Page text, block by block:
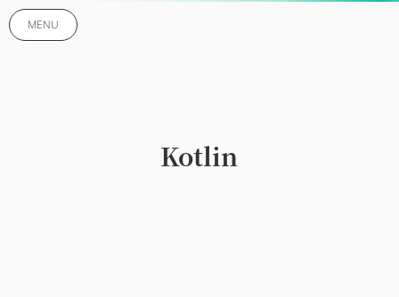
MENU
Kotlin